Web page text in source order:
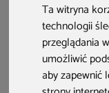
Ta witryna
technologii
przeglądania
umożliwić
aby zapewnić